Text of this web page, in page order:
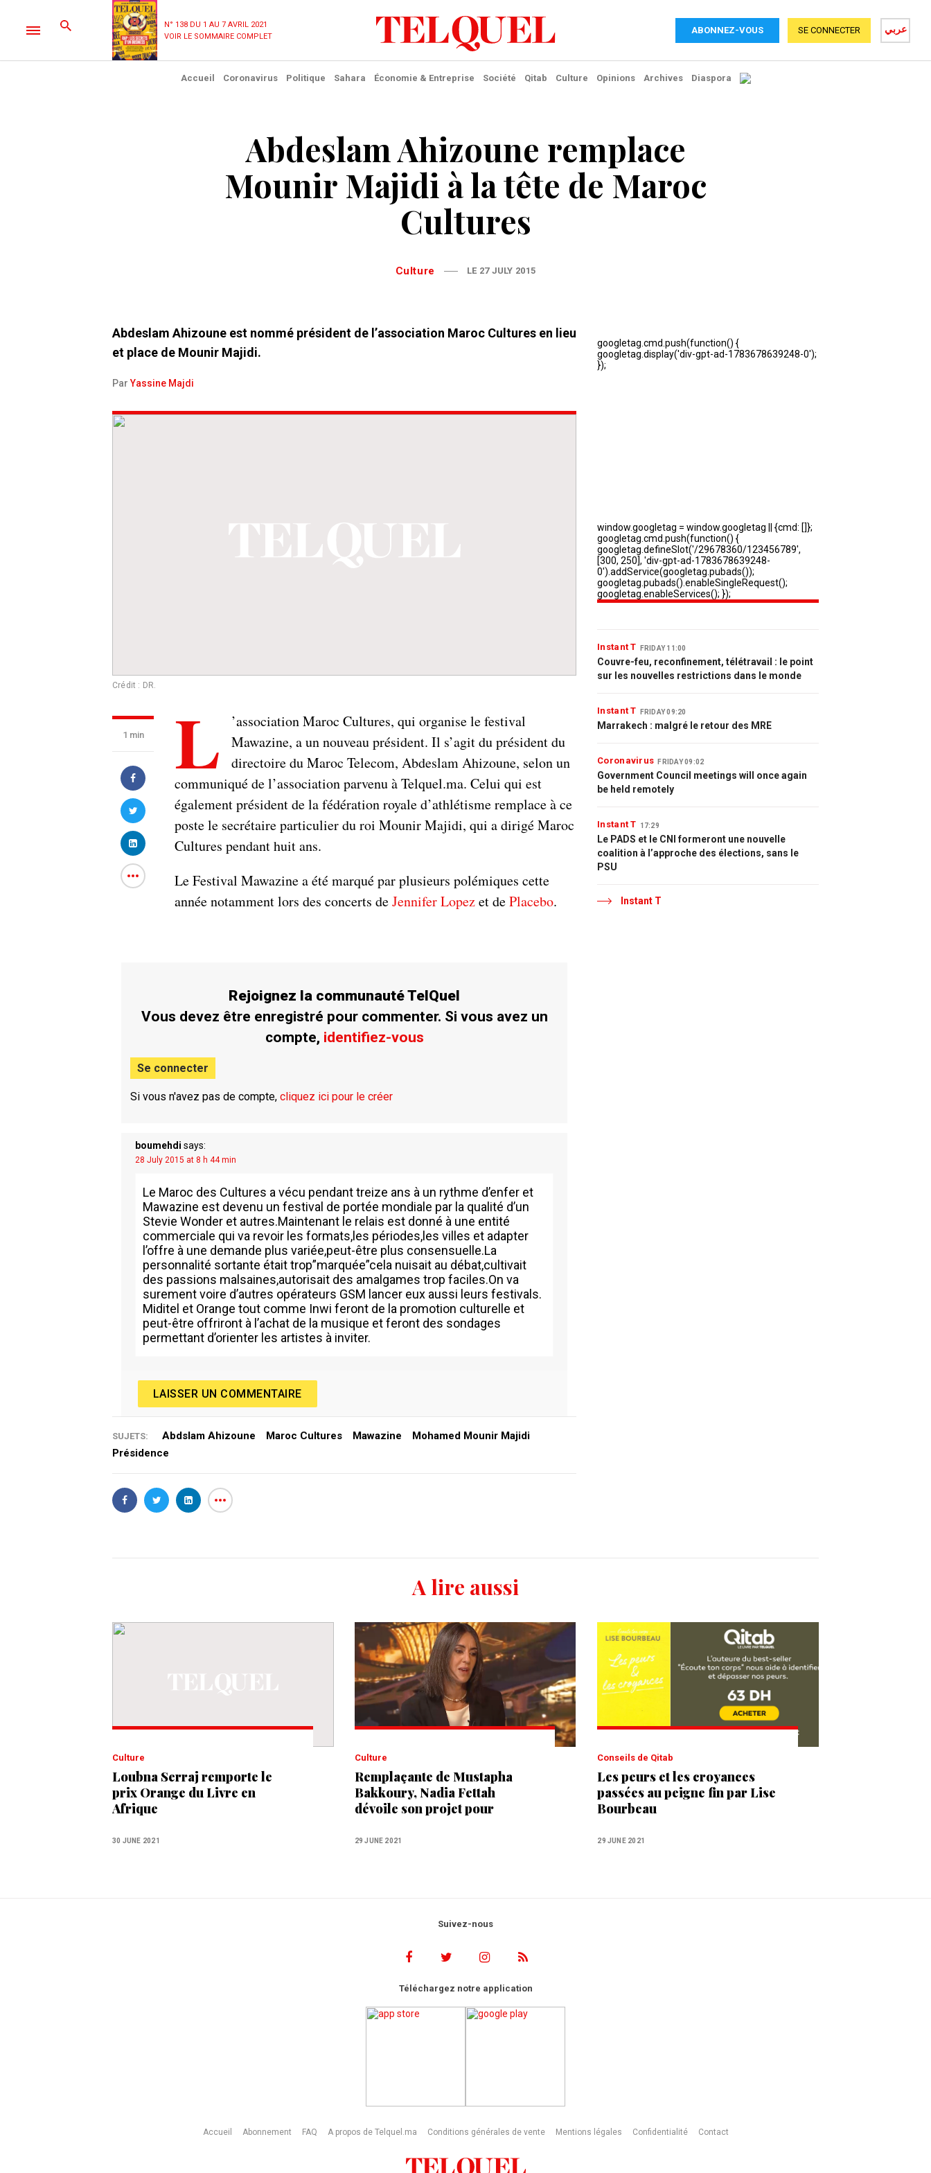
N° 138 DU 1 AU 7 AVRIL 2021
VOIR LE SOMMAIRE COMPLET
ABONNEZ-VOUS عربي SE CONNECTER
Accueil Coronavirus Politique Sahara Économie & Entreprise Société Qitab Culture Opinions Archives Diaspora
Abdeslam Ahizoune remplace
Mounir Majidi à la tête de Maroc
Cultures
Culture LE 27 JULY 2015
Abdeslam Ahizoune est nommé président de l’association Maroc Cultures en lieu
et place de Mounir Majidi.
ParYassine Majdi
Crédit : DR.
1 min L
’association Maroc Cultures, qui organise le festival
Mawazine, a un nouveau président. Il s’agit du président du
directoire du Maroc Telecom, Abdeslam Ahizoune, selon un
communiqué de l’association parvenu à Telquel.ma. Celui qui est
également président de la fédération royale d’athlétisme remplace à ce
poste le secrétaire particulier du roi Mounir Majidi, qui a dirigé Maroc
Cultures pendant huit ans.
Le Festival Mawazine a été marqué par plusieurs polémiques cette
année notamment lors des concerts deJennifer Lopezet dePlacebo.
Rejoignez la communauté TelQuel
Vous devez être enregistré pour commenter. Si vous avez un
compte, identifiez-vous
Se connecter
Si vous n'avez pas de compte,cliquez ici pour le créer
boumehdi says:
28 July 2015 at 8 h 44 min
Le Maroc des Cultures a vécu pendant treize ans à un rythme d’enfer et
Mawazine est devenu un festival de portée mondiale par la qualité d’un
Stevie Wonder et autres.Maintenant le relais est donné à une entité
commerciale qui va revoir les formats,les périodes,les villes et adapter
l’offre à une demande plus variée,peut-être plus consensuelle.La
personnalité sortante était trop”marquée”cela nuisait au débat,cultivait
des passions malsaines,autorisait des amalgames trop faciles.On va
surement voire d’autres opérateurs GSM lancer eux aussi leurs festivals.
Miditel et Orange tout comme Inwi feront de la promotion culturelle et
peut-être offriront à l’achat de la musique et feront des sondages
permettant d’orienter les artistes à inviter.
LAISSER UN COMMENTAIRE
SUJETS: Abdslam Ahizoune Maroc Cultures Mawazine
Mohamed Mounir Majidi
Présidence
Instant T FRIDAY 11:00
Couvre-feu, reconfinement, télétravail : le point
sur les nouvelles restrictions dans le monde
Instant T FRIDAY 09:20
Marrakech : malgré le retour des MRE
Coronavirus FRIDAY 09:02
Government Council meetings will once again
be held remotely
Instant T 17:29
Le PADS et le CNI formeront une nouvelle
coalition à l’approche des élections, sans le
PSU
Instant T
A lire aussi
Culture
Loubna Serraj remporte le
prix Orange du Livre en
Afrique
30 JUNE 2021
Culture
Remplaçante de Mustapha
Bakkoury, Nadia Fettah
dévoile son projet pour
29 JUNE 2021
Conseils de Qitab
Les peurs et les croyances
passées au peigne fin par Lise
Bourbeau
29 JUNE 2021
Suivez-nous
Téléchargez notre application
Accueil Abonnement FAQ A propos de Telquel.ma Conditions générales de vente Mentions légales Confidentialité Contact